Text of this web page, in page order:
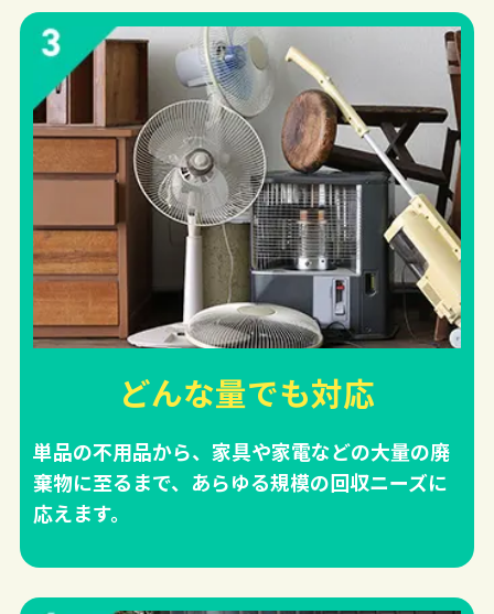
どんな量でも対応
単品の不用品から、家具や家電などの大量の廃
棄物に至るまで、あらゆる規模の回収ニーズに
応えます。